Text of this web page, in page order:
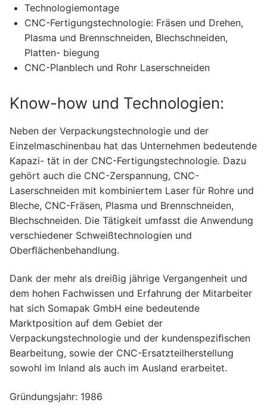
Technologiemontage
CNC-Fertigungstechnologie: Fräsen und Drehen,
Plasma und Brennschneiden, Blechschneiden,
Platten- biegung
CNC-Planblech und Rohr Laserschneiden
Know-how und Technologien:
Neben der Verpackungstechnologie und der
Einzelmaschinenbau hat das Unternehmen bedeutende
Kapazi- tät in der CNC-Fertigungstechnologie. Dazu
gehört auch die CNC-Zerspannung, CNC-
Laserschneiden mit kombiniertem Laser für Rohre und
Bleche, CNC-Fräsen, Plasma und Brennschneiden,
Blechschneiden. Die Tätigkeit umfasst die Anwendung
verschiedener Schweißtechnologien und
Oberﬂächenbehandlung.
Dank der mehr als dreißig jährige Vergangenheit und
dem hohen Fachwissen und Erfahrung der Mitarbeiter
hat sich Somapak GmbH eine bedeutende
Marktposition auf dem Gebiet der
Verpackungstechnologie und der kundenspeziﬁschen
Bearbeitung, sowie der CNC-Ersatzteilherstellung
sowohl im Inland als auch im Ausland erarbeitet.
Gründungsjahr: 1986